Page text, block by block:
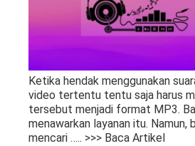
Ketika hendak menggunakan
video tertentu tentu saja harus
tersebut menjadi format MP3.
menawarkan layanan itu. Namun,
mencari ….. >>> Baca Artikel